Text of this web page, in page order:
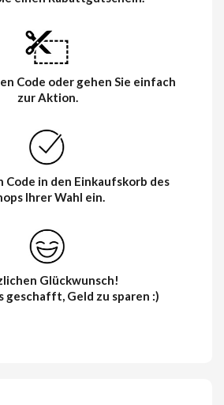
Code oder gehen Sie einfach
zur Aktion.
Code in den Einkaufskorb des
Ihrer Wahl ein.
Glückwunsch!
geschafft, Geld zu sparen :)